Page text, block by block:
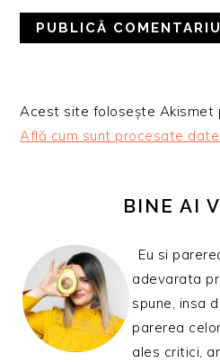
Acest site folosește Akismet
Află cum sunt procesate
PRINCIPALĂ
BINE AI
Eu si
adevarata
spune, insa
parerea
ales critici,